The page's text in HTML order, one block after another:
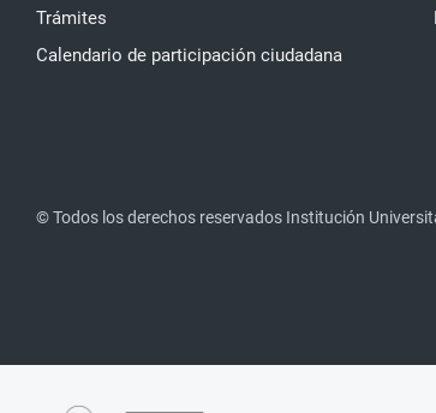
Trámites
Calendario de participación ciudadana
© Todos los derechos reservados Institución